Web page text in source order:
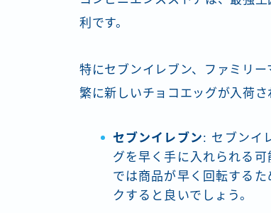
利です。
特にセブンイレブン、ファミリ
繁に新しいチョコエッグが入荷
セブンイレブン: セブンイ
グを早く手に入れられる
では商品が早く回転する
クすると良いでしょう。